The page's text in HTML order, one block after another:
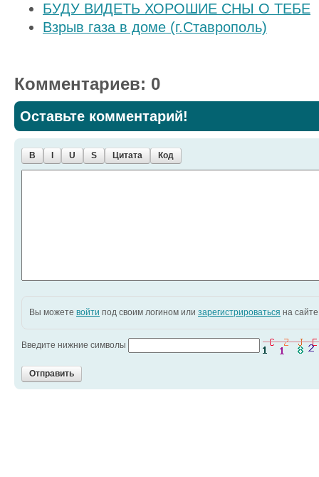
БУДУ ВИДЕТЬ ХОРОШИЕ СНЫ О ТЕБЕ
Взрыв газа в доме (г.Ставрополь)
Комментариев: 0
Оставьте комментарий!
B U S Цитата Код
Вы можете войти под своим логином или зарегистрироваться на
Введите нижние символы
Отправить